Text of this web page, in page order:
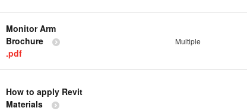
Monitor Arm
Brochure
.pdf
Multiple
How to apply Revit
Materials